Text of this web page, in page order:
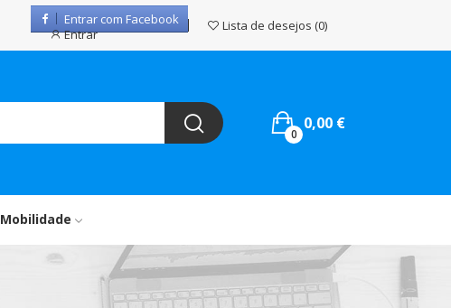
Entrar com Facebook
Entrar
Lista de desejos 0
0,00 €
0
Mobilidade